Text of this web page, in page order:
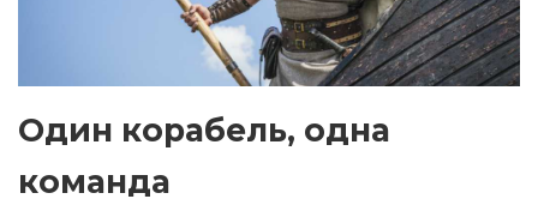
Один корабель, одна
команда